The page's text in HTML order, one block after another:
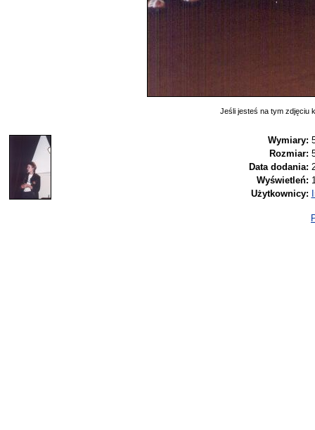
Jeśli jesteś na tym zdjęciu
Wymiary:
Rozmiar:
Data dodania:
Wyświetleń:
Użytkownicy: